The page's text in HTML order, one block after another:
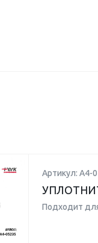
Артикул: A4-
Подходит